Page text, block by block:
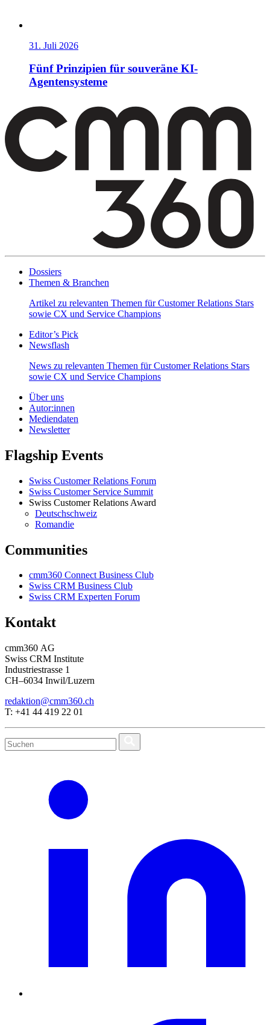
31. Juli 2026
Fünf Prinzipien für souveräne KI-
Agentensysteme
Dossiers
Themen & Branchen
Artikel zu relevanten Themen für Customer Relations Stars
sowie CX und Service Champions
Editor’s Pick
Newsflash
News zu relevanten Themen für Customer Relations Stars
sowie CX und Service Champions
Über uns
Autor:innen
Mediendaten
Newsletter
Flagship Events
Swiss Customer Relations Forum
Swiss Customer Service Summit
Swiss Customer Relations Award
Deutschschweiz
Romandie
Communities
cmm360 Connect Business Club
Swiss CRM Business Club
Swiss CRM Experten Forum
Kontakt
cmm360 AG
Swiss CRM Institute
Industriestrasse 1
CH–6034 Inwil/Luzern
redaktion@cmm360.ch
T: +41 44 419 22 01